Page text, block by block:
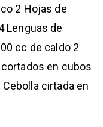
2 Hojas de
Lenguas de
cc de caldo 2
en cubos
cirtada en